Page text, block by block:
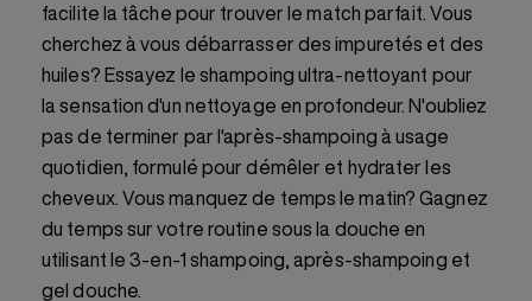
facilite la tâche pour trouver le match parfait. Vous
cherchez à vous débarrasser des impuretés et des
huiles? Essayez le shampoing ultra-nettoyant pour
la sensation d'un nettoyage en profondeur. N'oubliez
pas de terminer par l'après-shampoing à usage
quotidien, formulé pour démêler et hydrater les
cheveux. Vous manquez de temps le matin? Gagnez
du temps sur votre routine sous la douche en
utilisant le 3-en-1 shampoing, après-shampoing et
gel douche.